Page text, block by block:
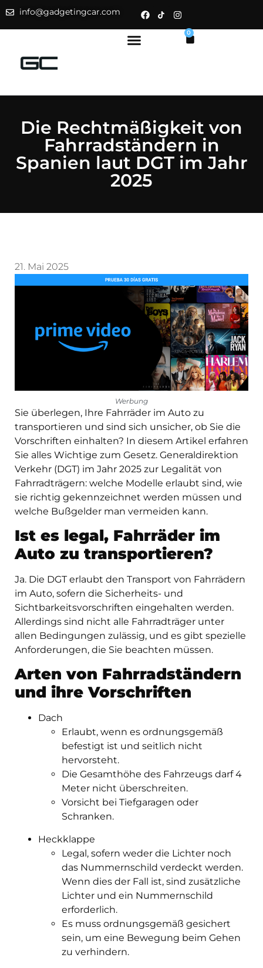
info@gadgetingcar.com
0
Die Rechtmäßigkeit von
Fahrradständern in
Spanien laut DGT im Jahr
2025
21. Mai 2025
Werbung
Sie überlegen, Ihre Fahrräder im Auto zu
transportieren und sind sich unsicher, ob Sie die
Vorschriften einhalten? In diesem Artikel erfahren
Sie alles Wichtige zum Gesetz. Generaldirektion
Verkehr (DGT) im Jahr 2025 zur Legalität von
Fahrradträgern: welche Modelle erlaubt sind, wie
sie richtig gekennzeichnet werden müssen und
welche Bußgelder man vermeiden kann.
Ist es legal, Fahrräder im
Auto zu transportieren?
Ja. Die DGT erlaubt den Transport von Fahrrädern
im Auto, sofern die Sicherheits- und
Sichtbarkeitsvorschriften eingehalten werden.
Allerdings sind nicht alle Fahrradträger unter
allen Bedingungen zulässig, und es gibt spezielle
Anforderungen, die Sie beachten müssen.
Arten von Fahrradständern
und ihre Vorschriften
Dach
Erlaubt, wenn es ordnungsgemäß
befestigt ist und seitlich nicht
hervorsteht.
Die Gesamthöhe des Fahrzeugs darf 4
Meter nicht überschreiten.
Vorsicht bei Tiefgaragen oder
Schranken.
Heckklappe
Legal, sofern weder die Lichter noch
das Nummernschild verdeckt werden.
Wenn dies der Fall ist, sind zusätzliche
Lichter und ein Nummernschild
erforderlich.
Es muss ordnungsgemäß gesichert
sein, um eine Bewegung beim Gehen
zu verhindern.